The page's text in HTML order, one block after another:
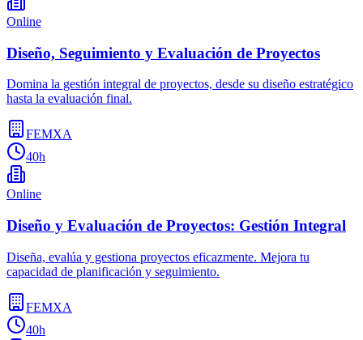
Online
Diseño, Seguimiento y Evaluación de Proyectos
Domina la gestión integral de proyectos, desde su diseño estratégico
hasta la evaluación final.
FEMXA
40h
Online
Diseño y Evaluación de Proyectos: Gestión Integral
Diseña, evalúa y gestiona proyectos eficazmente. Mejora tu
capacidad de planificación y seguimiento.
FEMXA
40h